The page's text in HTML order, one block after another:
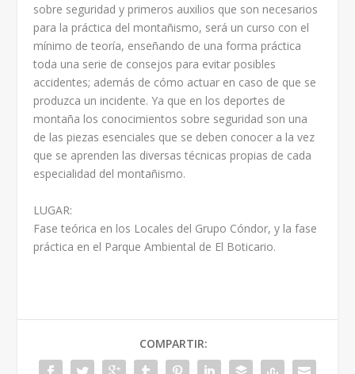
sobre seguridad y primeros auxilios que son necesarios
para la práctica del montañismo, será un curso con el
mínimo de teoría, enseñando de una forma práctica
toda una serie de consejos para evitar posibles
accidentes; además de cómo actuar en caso de que se
produzca un incidente. Ya que en los deportes de
montaña los conocimientos sobre seguridad son una
de las piezas esenciales que se deben conocer a la vez
que se aprenden las diversas técnicas propias de cada
especialidad del montañismo.
LUGAR:
Fase teórica en los Locales del Grupo Cóndor, y la fase
práctica en el Parque Ambiental de El Boticario.
COMPARTIR: